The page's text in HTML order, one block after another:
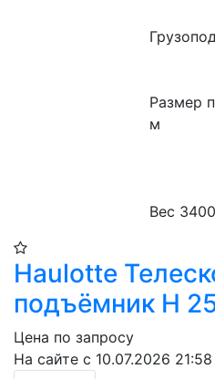
Размер
м
Вес
Haulotte
подъёмник H
Цена по запросу
На сайте с 10.07.2026 21:58